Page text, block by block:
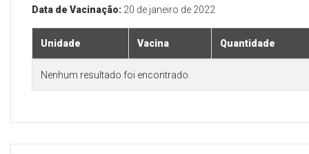
Data de Vacinação: 20 de janeiro de 2022
Unidade Vacina Quantidade
Nenhum resultado foi encontrado.